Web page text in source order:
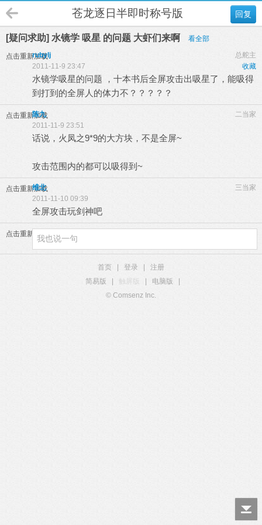
回复
苍龙逐日半即时称号版
[疑问求助] 水镜学 吸星 的问题 大虾们来啊 看全部
点击重新加载 总舵主
rubylj
收藏
2011-11-9 23:47
水镜学吸星的问题 ，十本书后全屏攻击出吸星了，能吸得
到打到的全屏人的体力不？？？？？
点击重新加载 二当家
陈九
2011-11-9 23:51
话说，火凤之9*9的大方块，不是全屏~
攻击范围内的都可以吸得到~
点击重新加载 三当家
维北
2011-11-10 09:39
全屏攻击玩剑神吧
点击重新加载
首页 登录
注册
简易版
触屏版 电脑版
© Comsenz Inc.